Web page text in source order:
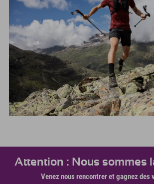
Attention : Nous sommes
Venez nous rencontrer et gagnez des